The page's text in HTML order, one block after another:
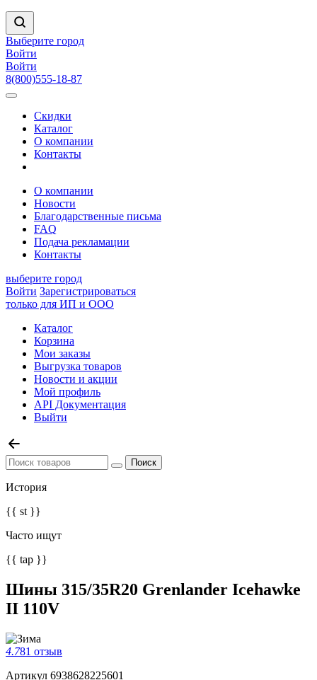
Выберите город
Войти
Войти
8(800)555-18-87
Скидки
Каталог
О компании
Контакты
О компании
Новости
Благодарственные письма
FAQ
Подача рекламации
Контакты
выберите город
Войти Зарегистрироваться
только для ИП и ООО
Каталог
Корзина
Мои заказы
Выгрузка товаров
Новости и акции
Мой профиль
API Документация
Выйти
История
{{ st }}
Часто ищут
{{ tap }}
Шины 315/35R20 Grenlander Icehawke
II 110V
4.781 отзыв
Артикул 6938628225601